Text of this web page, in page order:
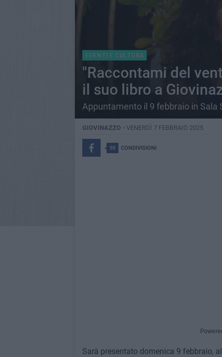
EVENTI E CULTURA
"Raccontami del
il suo libro a
Appuntamento il 9 febbraio in Sala
GIOVINAZZO - VENERDÌ 7 FEBBRAIO 2025
98 CONDIVISIONI
Sarà presentato domenica 9 febbraio,